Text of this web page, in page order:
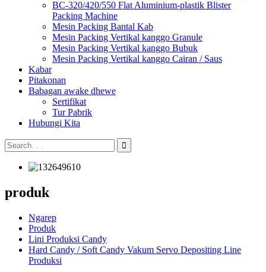
BC-320/420/550 Flat Aluminium-plastik Blister
Packing Machine
Mesin Packing Bantal Kab
Mesin Packing Vertikal kanggo Granule
Mesin Packing Vertikal kanggo Bubuk
Mesin Packing Vertikal kanggo Cairan / Saus
Kabar
Pitakonan
Babagan awake dhewe
Sertifikat
Tur Pabrik
Hubungi Kita
produk
Ngarep
Produk
Lini Produksi Candy
Hard Candy / Soft Candy Vakum Servo Depositing Line
Produksi